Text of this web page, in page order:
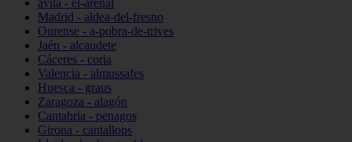
ávila - el-arenal
Madrid - aldea-del-fresno
Ourense - a-pobra-de-trives
Jaén - alcaudete
Cáceres - coria
Valencia - almussafes
Huesca - graus
Zaragoza - alagón
Cantabria - penagos
Girona - cantallops